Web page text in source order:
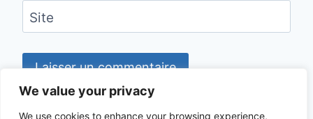
We value your privacy
We use cookies to enhance your browsing experience,
Site